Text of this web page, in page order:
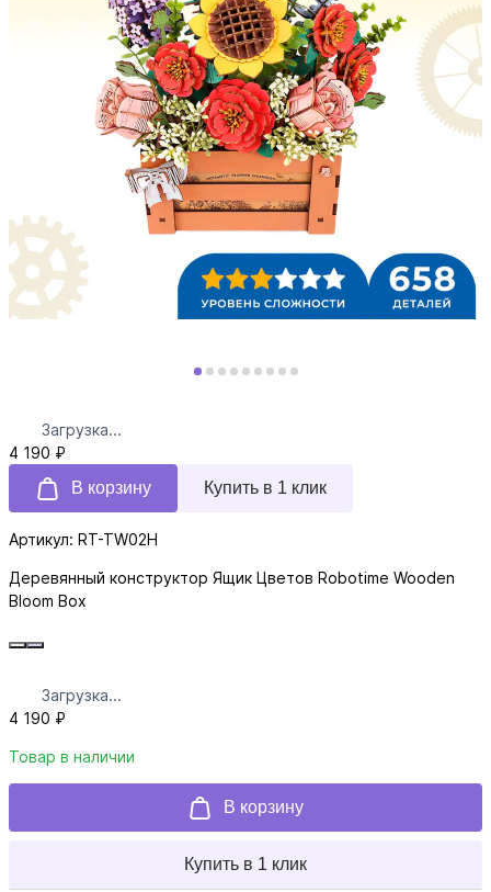
Загрузка...
4 190 ₽
В корзину
Купить в 1 клик
Артикул: RT-TW02H
Деревянный конструктор Ящик Цветов Robotime Wooden
Bloom Box
Загрузка...
4 190 ₽
Товар в наличии
В корзину
Купить в 1 клик